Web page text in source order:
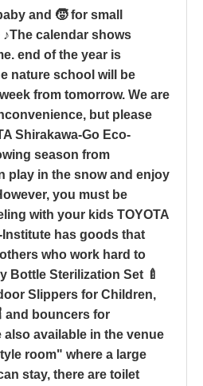
and 🧒 for small
calendar shows
end of the year is
nature school will be
from tomorrow. We are
but please
Shirakawa-Go Eco-
season from
play in the snow and enjoy
you must be
with your kids TOYOTA
has goods that
who work hard to
Bottle Sterilization Set 🍼
Slippers for Children,
and bouncers for
available in the venue
room" where a large
stay, there are toilet